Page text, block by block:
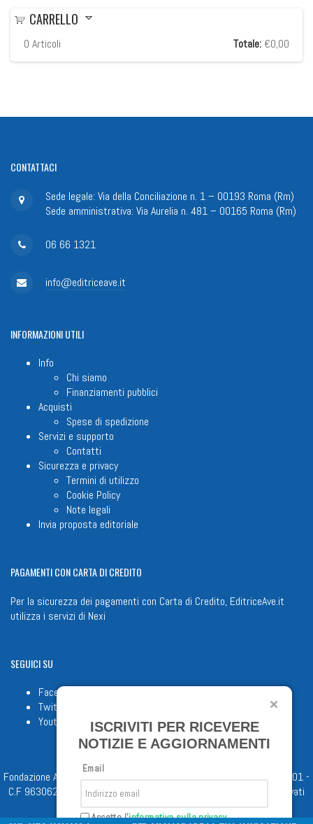
CARRELLO
0 Articoli Totale: €0,00
CONTATTACI
Sede legale: Via della Conciliazione n. 1 – 00193 Roma (Rm)
Sede amministrativa: Via Aurelia n. 481 – 00165 Roma (Rm)
06 66 1321
info@editriceave.it
INFORMAZIONIUTILI
Info
Chi siamo
Finanziamenti pubblici
Acquisti
Spese di spedizione
Servizi e supporto
Contatti
Sicurezza e privacy
Termini di utilizzo
Cookie Policy
Note legali
Invia proposta editoriale
PAGAMENTICON CARTA DI CREDITO
Per la sicurezza dei pagamenti con Carta di Credito, EditriceAve.it
utilizza i servizi di Nexi
SEGUICISU
Facebook
Twitter
Youtube
Fondazione Apostolicam Actuositatem ETS © 2023 - P.I. 05398481001 -
C.F 96306220581 - REA 888781 del 23/02/98 - Tutti i diritti riservati
ISCRIVITI PER RICEVERE
NOTIZIE E AGGIORNAMENTI
Email
Accetto l'informativa sulla privacy